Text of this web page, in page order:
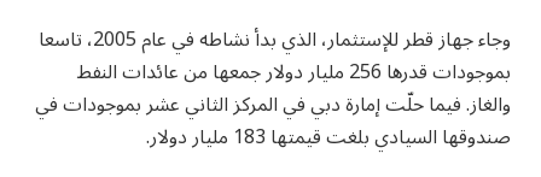
وجاء جهاز قطر للإستثمار، الذي بدأ نشاطه في عام 2005، تاسعا
بموجودات قدرها 256 مليار دولار جمعها من عائدات النفط
والغاز. فيما حلّت إمارة دبي في المركز الثاني عشر بموجودات في
صندوقها السيادي بلغت قيمتها 183 مليار دولار.